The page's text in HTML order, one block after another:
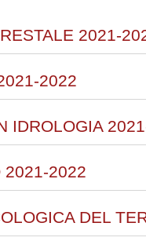
2021-
2022
IDROLOGIA
2021-2022
DEL